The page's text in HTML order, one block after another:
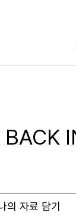
BACK
의 자료 담기